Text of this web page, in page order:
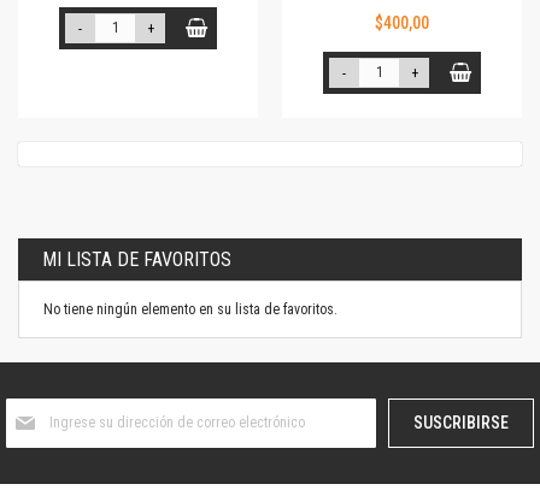
- + $400,00
- +
MI LISTA DE FAVORITOS
No tiene ningún elemento en su lista de favoritos.
boletín
SUSCRIBIRSE